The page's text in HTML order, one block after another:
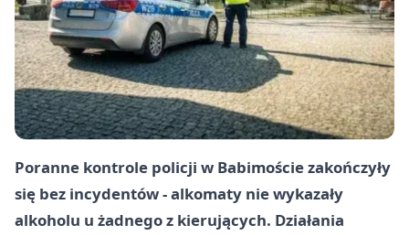
Poranne kontrole policji w Babimoście zakończyły
się bez incydentów - alkomaty nie wykazały
alkoholu u żadnego z kierujących. Działania